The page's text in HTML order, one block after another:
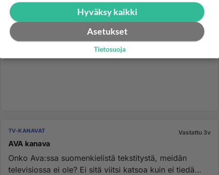
TV-KANAVAT Vastattu 3v
AVA kanava
Onko Ava:ssa suomenkielistä tekstitystä, meidän
televisiossa ei ole? Ei sitä viitsi katsoa kuin ei tiedä
Hyväksy kaikki
Asetukset
Tietosuoja